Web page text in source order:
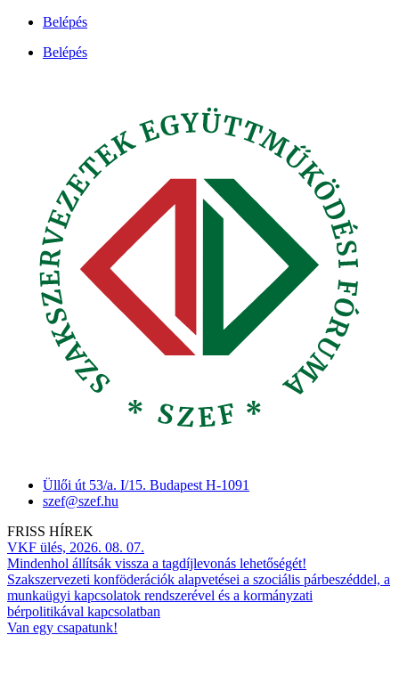
Ugrás
tartalomhoz
Belépés
Belépés
Üllői út 53/a. I/15. Budapest H-1091
szef@szef.hu
FRISS HÍREK
VKF ülés, 2026. 08. 07.
Mindenhol állítsák vissza a tagdíjlevonás lehetőségét!
Szakszervezeti konföderációk alapvetései a szociális párbeszéddel, a
munkaügyi kapcsolatok rendszerével és a kormányzati
bérpolitikával kapcsolatban
Van egy csapatunk!